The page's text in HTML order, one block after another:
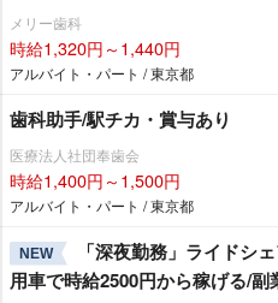
メリー歯科
時給1,320円～1,440円
アルバイト・パート / 東京都
歯科助手/駅チカ・賞与あり
医療法人社団奉歯会
時給1,400円～1,500円
アルバイト・パート / 東京都
NEW
「深夜勤務」ライドシ
用車で時給2500円から稼げる/副